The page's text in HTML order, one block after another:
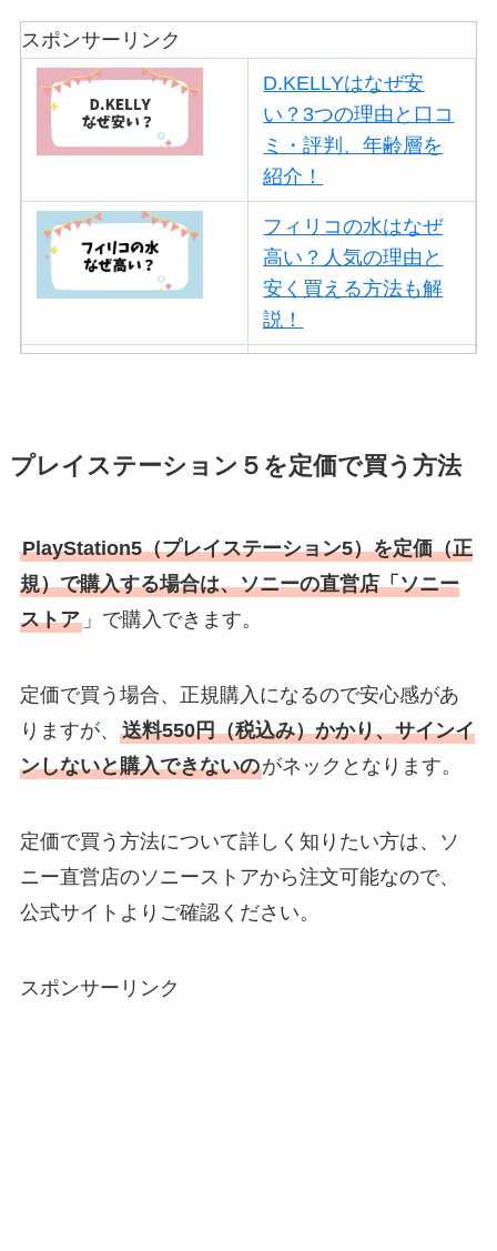
スポンサーリンク
D.KELLYはなぜ安
い？3つの理由と口コ
ミ・評判、年齢層を
紹介！
フィリコの水はなぜ
高い？人気の理由と
安く買える方法も解
説！
を紹介！
い理由は？なぜ人
気？安く買う方法も
ェイスマスクが安い
理由は？3つの理由と
口コミ・評判を紹
介！
想夫恋はなぜ高い？
人気の理由と安く買
える方法も解説！
プレイステーション５を定価で買う方法
PlayStation5（プレイステーション5）を定価（正
規）で購入する場合は、ソニーの直営店「ソニー
ストア」で購入できます。
定価で買う場合、正規購入になるので安心感があ
りますが、 送料550円（税込み）かかり、サインイ
ンしないと購入できないのがネックとなります。
定価で買う方法について詳しく知りたい方は、ソ
ニー直営店のソニーストアから注文可能なので、
公式サイトよりご確認ください。
スポンサーリンク